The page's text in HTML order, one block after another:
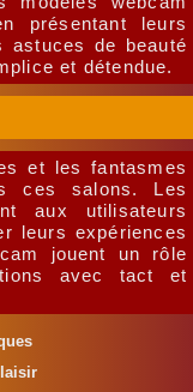
présentant leurs
astuces de beauté
et détendue.
et les fantasmes
ces salons. Les
aux utilisateurs
leurs expériences
jouent un rôle
avec tact et